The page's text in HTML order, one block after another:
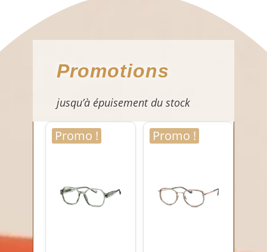
Promotions
jusqu’à épuisement du stock
Promo ! Promo !